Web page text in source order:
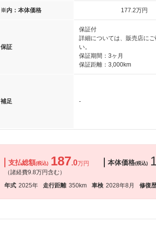
※内：本体価格 177.2万円
保証
保証付
詳細については、販売店にご
い。
保証期間：3ヶ月
保証距離：3,000km
補足 -
支払総額(税込) 187.0万円
（諸経費9.8万円含む）
本体価格(税込)
年式 2025年 走行距離 350km 車検 2028年8月 修復